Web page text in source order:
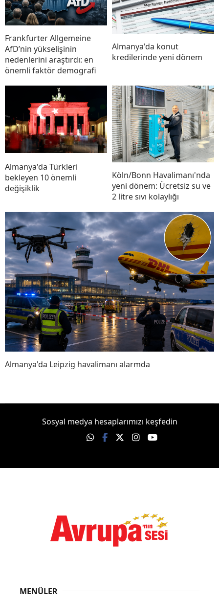
Frankfurter Allgemeine
AfD’nin yükselişinin
nedenlerini araştırdı: en
önemli faktör demografi
Almanya'da konut
kredilerinde yeni dönem
Almanya'da Türkleri
bekleyen 10 önemli
değişiklik
Köln/Bonn Havalimanı'nda
yeni dönem: Ücretsiz su ve
2 litre sıvı kolaylığı
Almanya'da Leipzig havalimanı alarmda
Sosyal medya hesaplarımızı keşfedin
MENÜLER